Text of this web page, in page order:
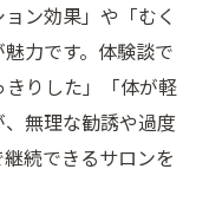
分的な悩みを解
ライト対策を強
ン効果」や「むく
力です。体験談で
りした」「体が軽
無理な勧誘や過度
続できるサロンを